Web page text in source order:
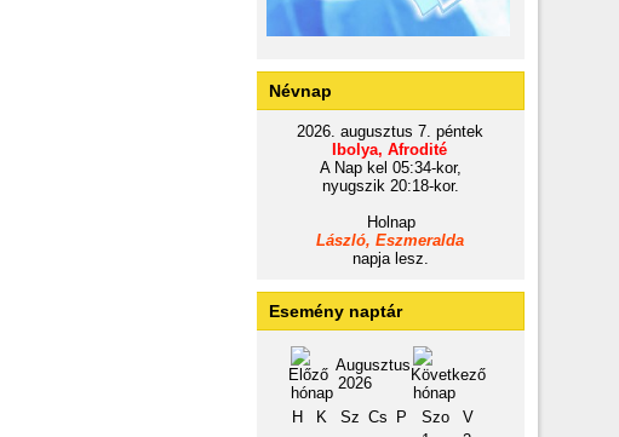
Névnap
2026. augusztus 7. péntek
Ibolya, Afrodité
A Nap kel 05:34-kor,
nyugszik 20:18-kor.
Holnap
László, Eszmeralda
napja lesz.
Esemény naptár
Augusztus
2026
H
K Sz Cs P Szo
V